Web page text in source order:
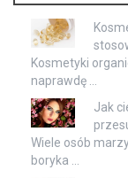
Kosmetyki
naprawdę …
Jak
Wiele osób
boryka …